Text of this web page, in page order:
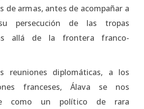
de armas, antes de acompañar a
persecución de las tropas
allá de la frontera franco-
reuniones diplomáticas, a los
franceses, Álava se nos
como un político de rara